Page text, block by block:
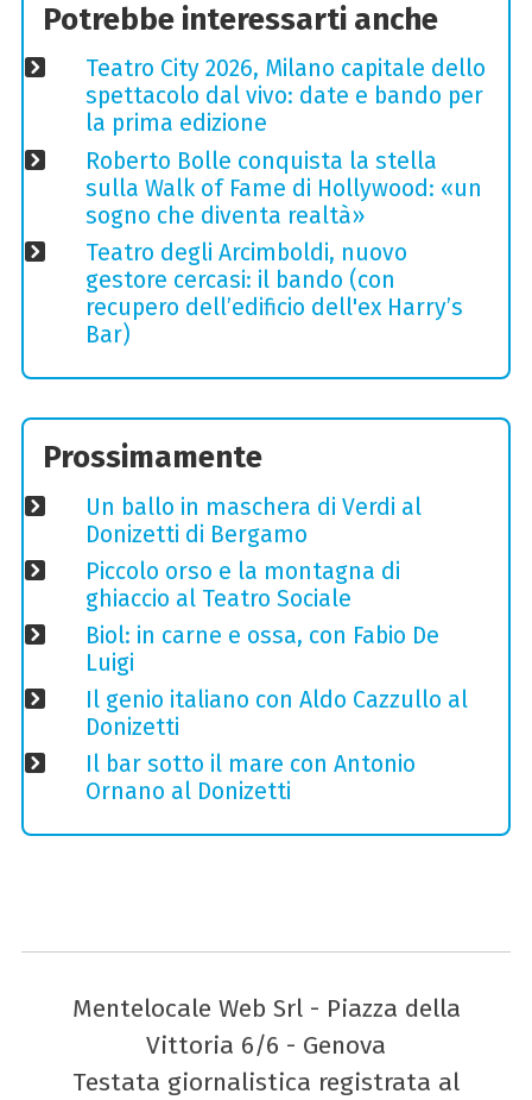
Potrebbe interessarti anche
Teatro City 2026, Milano capitale dello
spettacolo dal vivo: date e bando per
la prima edizione
Roberto Bolle conquista la stella
sulla Walk of Fame di Hollywood: «un
sogno che diventa realtà»
Teatro degli Arcimboldi, nuovo
gestore cercasi: il bando (con
recupero dell’edificio dell'ex Harry’s
Bar)
Prossimamente
Un ballo in maschera di Verdi al
Donizetti di Bergamo
Piccolo orso e la montagna di
ghiaccio al Teatro Sociale
Biol: in carne e ossa, con Fabio De
Luigi
Il genio italiano con Aldo Cazzullo al
Donizetti
Il bar sotto il mare con Antonio
Ornano al Donizetti
Mentelocale Web Srl - Piazza della
Vittoria 6/6 - Genova
Testata giornalistica registrata al